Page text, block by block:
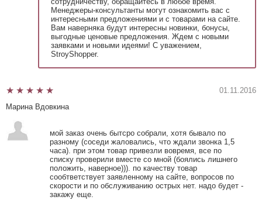
Менеджеры-консультанты могут ознакомить вас с
интересными предложениями и с товарами на сайте.
Вам наверняка будут интересны новинки, бонусы,
выгодные ценовые предложения. Ждем с новыми
заявками и новыми идеями! С уважением,
StroyShopper.
Марина Вдовкина
01.11.2016
мой заказ очень бытсро собрали, хотя бывало по
разному (соседи жаловались, что ждали звонка 1,5
часа). при этом товар привезли вовремя, все по
списку проверили вместе со мной (боялись лишнего
положить, наверное))). по качеству товар
сообтветствует заявленному на сайте, вопросов по
скорости и по обслуживанию острых нет. надо будет -
закажу еще.